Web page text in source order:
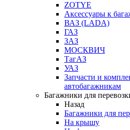
ZOTYE
Аксессуары к
ВАЗ (LADA)
ГАЗ
ЗАЗ
МОСКВИЧ
ТагАЗ
УАЗ
Запчасти и
автобагажникам
Багажники для
Назад
Багажники для
На крышу